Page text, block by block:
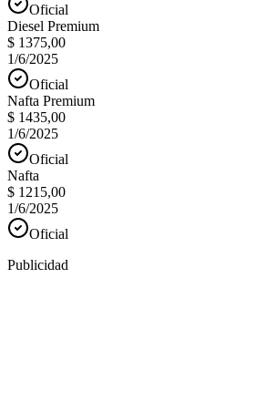
Oficial
Diesel Premium
$ 1375,00
1/6/2025
Oficial
Nafta Premium
$ 1435,00
1/6/2025
Oficial
Nafta
$ 1215,00
1/6/2025
Oficial
Publicidad